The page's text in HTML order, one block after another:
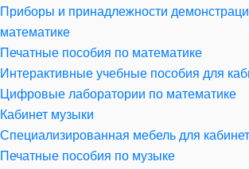
Приборы и принадлежности
математике
Печатные пособия по математике
Интерактивные учебные пособия для
Цифровые лаборатории по математике
Кабинет музыки
Специализированная мебель для
Печатные пособия по музыке